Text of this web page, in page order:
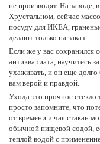
не производят. На заводе,
Хрустальном, сейчас
посуду для ИКЕА,
делают только на заказ.
Если же у вас сохранился
антиквариата, научитесь
ухаживать, и он еще долго
вам верой и правдой.
Ухода это прочное стекло
просто запомните, что
от времени и чая стакан
обычной пищевой содой,
теплой водой с